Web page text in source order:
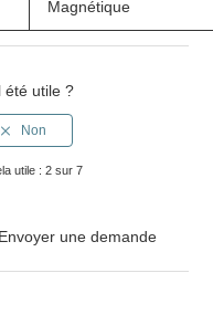
Magnétique
été utile ?
utile : 2 sur 7
Envoyer une demande